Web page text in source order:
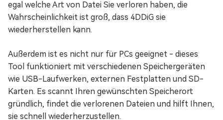
egal welche Art von Datei Sie verloren haben, die
Wahrscheinlichkeit ist groß, dass 4DDiG sie
wiederherstellen kann.
Außerdem ist es nicht nur für PCs geeignet - dieses
Tool funktioniert mit verschiedenen Speichergeräten
wie USB-Laufwerken, externen Festplatten und SD-
Karten. Es scannt Ihren gewünschten Speicherort
gründlich, findet die verlorenen Dateien und hilft Ihnen,
sie schnell wiederherzustellen.